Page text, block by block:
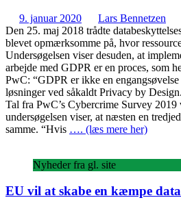
9. januar 2020
Lars Bennetzen
Den 25. maj 2018 trådte
blevet opmærksomme på, hvor
Undersøgelsen viser desuden, at
arbejde med GDPR er en proces, som
PwC: “GDPR er ikke en
løsninger ved såkaldt Privacy by
Tal fra PwC’s Cybercrime Survey
undersøgelsen viser, at næsten en
samme. “Hvis …. (læs mere her)
Nyheder fra gl. site
EU vil at skabe en kæmpe